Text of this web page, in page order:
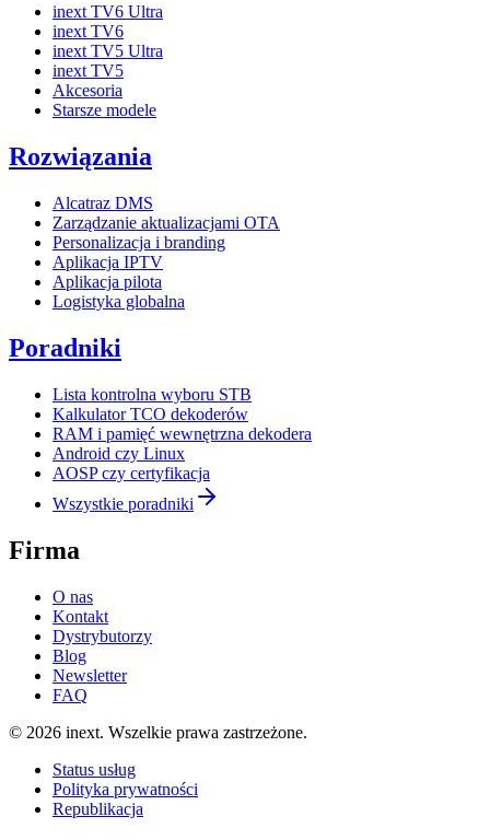
inext TV6 Ultra
inext TV6
inext TV5 Ultra
inext TV5
Akcesoria
Starsze modele
Rozwiązania
Alcatraz DMS
Zarządzanie aktualizacjami OTA
Personalizacja i branding
Aplikacja IPTV
Aplikacja pilota
Logistyka globalna
Poradniki
Lista kontrolna wyboru STB
Kalkulator TCO dekoderów
RAM i pamięć wewnętrzna dekodera
Android czy Linux
AOSP czy certyfikacja
Wszystkie poradniki
Firma
O nas
Kontakt
Dystrybutorzy
Blog
Newsletter
FAQ
© 2026 inext. Wszelkie prawa zastrzeżone.
Status usług
Polityka prywatności
Republikacja